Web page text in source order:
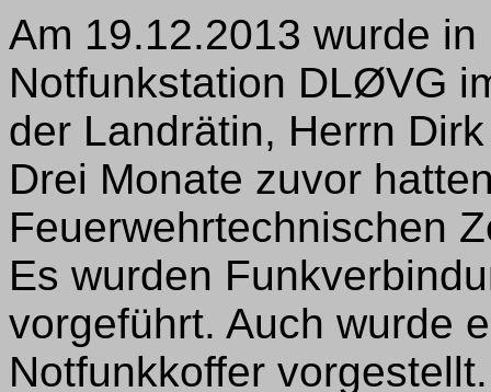
Am 19.12.2013 wurde
Notfunkstation DLØVG
der Landrätin, Herrn
Drei Monate zuvor
Feuerwehrtechnischen
Es wurden
vorgeführt. Auch wurde
Notfunkkoffer